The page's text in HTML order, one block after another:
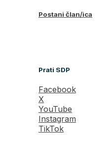
Postani član/ica
Prati SDP
Facebook
X
YouTube
Instagram
TikTok